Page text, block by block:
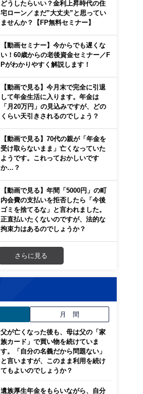
どうしたらいい？金利上昇時代の住
宅ローン／まだ”大丈夫”と思ってい
ませんか？【FP無料セミナー】
【動画セミナー】今からでも遅くな
い！60歳からの老後資金セミナー／F
Pがわかりやすく解説します！
【動画で見る】今月末で完全に引退
して年金生活に入ります。年金は
「月20万円」の見込みですが、どの
くらい天引きされるのでしょう？
【動画で見る】70代の親が「年金を
受け取らないまま」亡くなっていた
ようです。これっておかしいです
か…？
【動画で見る】年間「5000円」の町
内会費の支払いを拒否したら「今後
ゴミを捨てるな」と言われました。
正直払いたくないのですが、法的な
拘束力はあるのでしょうか？
さらに見る
月 間
父が亡くなった後も、母は父の「家
族カード」で買い物を続けていま
す。「自分の名義だから問題ない」
と言いますが、このまま利用を続け
てもよいのでしょうか？
遺族厚生年金をもらいながら、自分